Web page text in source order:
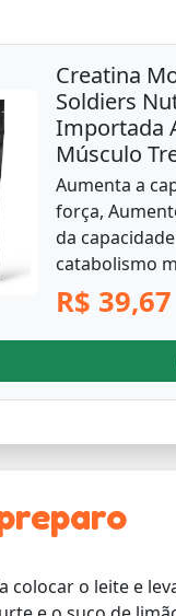
Creatina
Soldiers
Importada
Músculo
Aumenta a
força,
da
catabolismo
R$ 39,67
colocar o leite e